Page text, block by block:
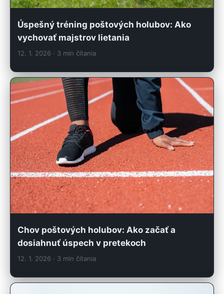
Úspešný tréning poštových holubov: Ako
vychovať majstrov lietania
12. 1. 2026 · 3 min čítania
Chov poštových holubov: Ako začať a
dosiahnuť úspech v pretekoch
12. 1. 2026 · 3 min čítania